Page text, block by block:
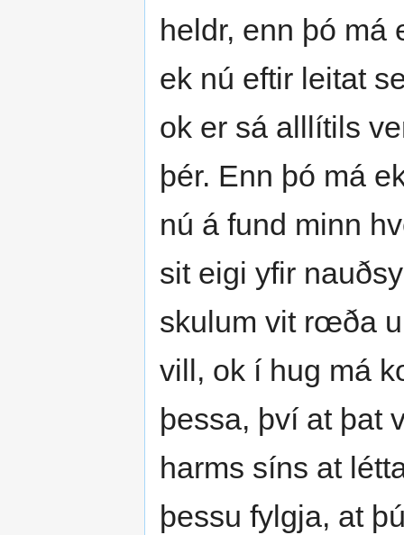
heldr, enn þó má
ek nú eftir leitat
ok er sá alllítils
þér. Enn þó má
nú á fund minn
sit eigi yfir
skulum vit rœða
vill, ok í hug má
þessa, því at þat
harms síns at
þessu fylgja, at